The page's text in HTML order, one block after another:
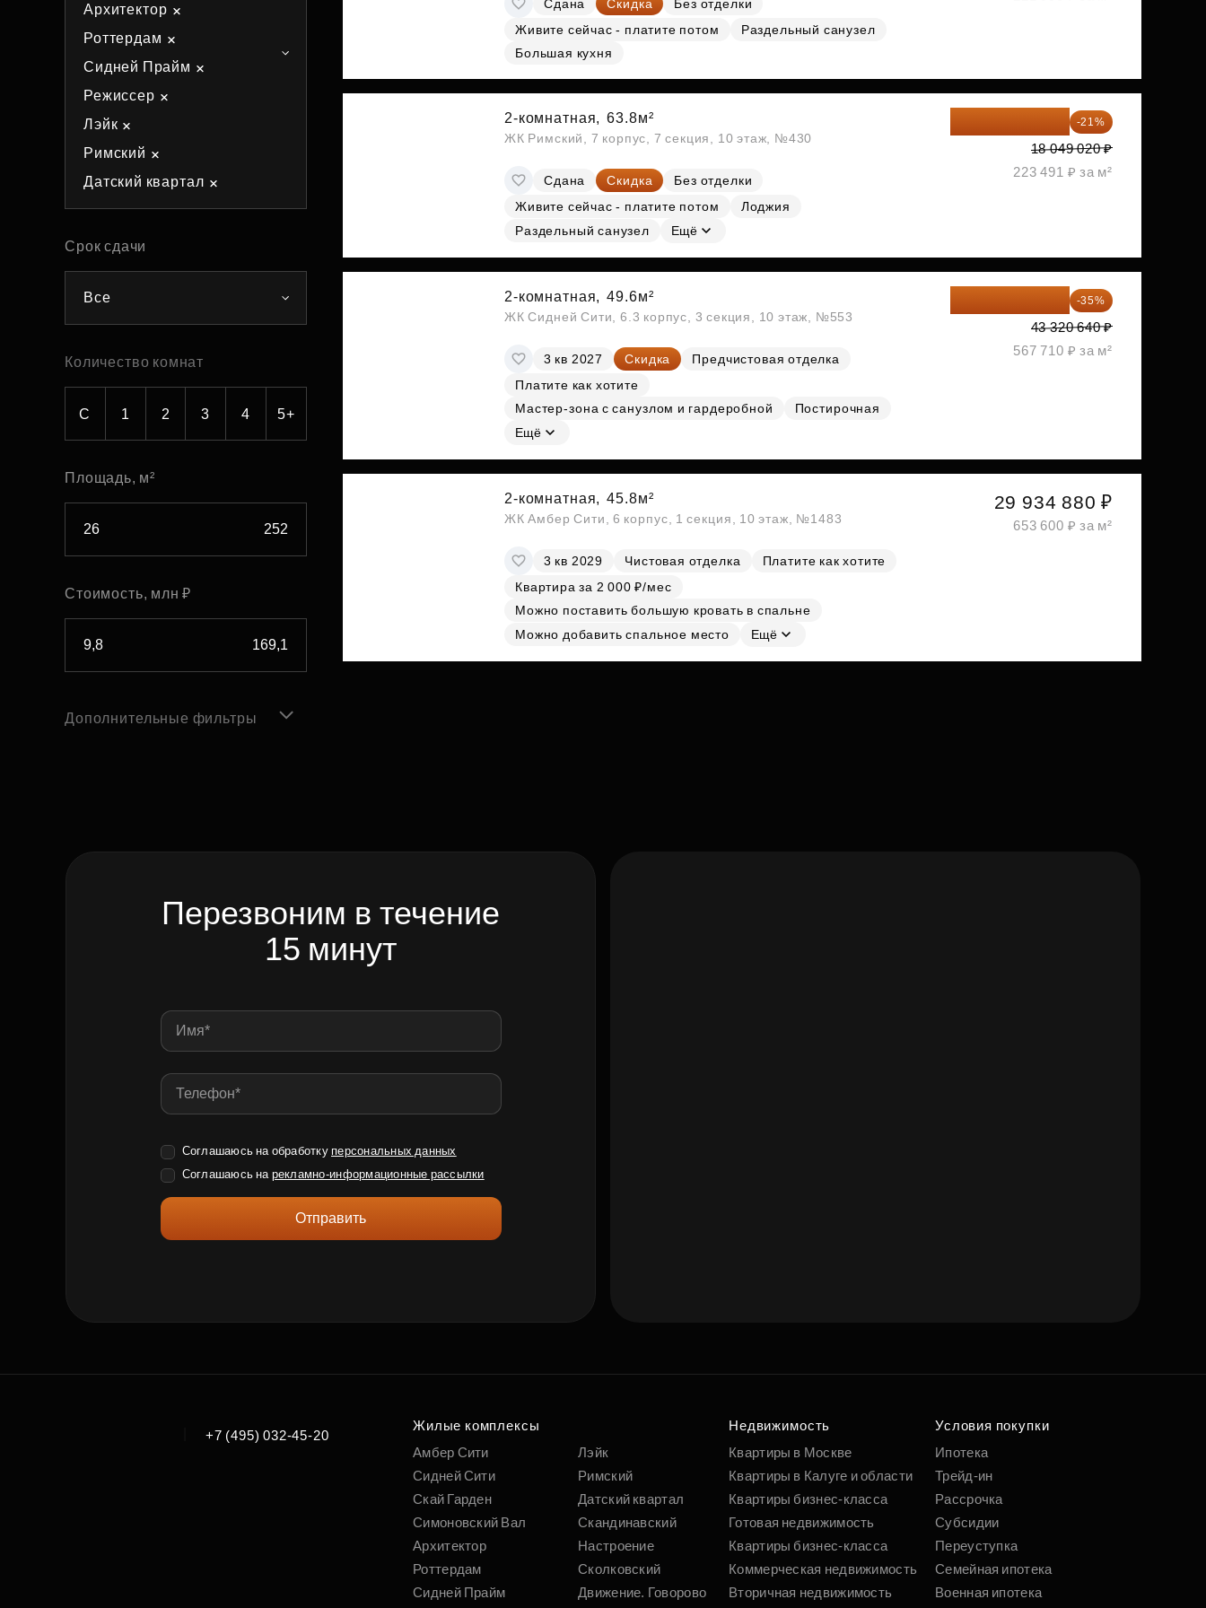
Субсидии
Архитектор
Роттердам
Сидней Прайм
Режиссер
Лэйк
Римский
Датский квартал
Срок сдачи
Все
Количество комнат
С 1 2 3 4 5+
Площадь, м²
Стоимость, млн ₽
Дополнительные фильтры
Сдана Скидка
Без отделки
Живите сейчас - платите потом
Раздельный санузел
Большая кухня
2-комнатная, 63.8м²
ЖК Римский, 7 корпус, 7 секция, 10 этаж, №430
Сдана Скидка
Без отделки
Живите сейчас - платите потом
Лоджия
Раздельный санузел
Ещё
-21%
18 049 020 ₽
223 491 ₽ за м²
2-комнатная, 49.6м²
ЖК Сидней Сити, 6.3 корпус, 3 секция, 10 этаж, №553
3 кв 2027 Скидка
Предчистовая отделка
Платите как хотите
Мастер-зона с санузлом и гардеробной
Постирочная
Ещё
-35%
43 320 640 ₽
567 710 ₽ за м²
2-комнатная, 45.8м²
ЖК Амбер Сити, 6 корпус, 1 секция, 10 этаж, №1483
3 кв 2029 Чистовая отделка
Платите как хотите
Квартира за 2 000 ₽/мес
Можно поставить большую кровать в спальне
Можно добавить спальное место
Ещё
29 934 880 ₽
653 600 ₽ за м²
Перезвоним в течение
15 минут
Соглашаюсь на обработку персональных данных
Соглашаюсь на рекламно-информационные рассылки
Отправить
+7 (495) 032-45-20
Жилые комплексы
Амбер Сити
Сидней Сити
Скай Гарден
Симоновский Вал
Архитектор
Роттердам
Сидней Прайм
Лэйк
Римский
Датский квартал
Скандинавский
Настроение
Сколковский
Движение. Говорово
Недвижимость
Квартиры в Москве
Квартиры в Калуге и области
Квартиры бизнес-класса
Готовая недвижимость
Квартиры бизнес-класса
Коммерческая недвижимость
Вторичная недвижимость
Условия покупки
Ипотека
Трейд-ин
Рассрочка
Субсидии
Переуступка
Семейная ипотека
Военная ипотека